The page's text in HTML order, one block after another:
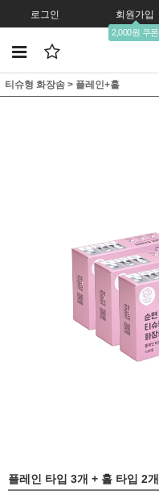
로그인 회원가입
2,000원 쿠폰
티슈형 화장솜 > 플레인+홀
플레인 타입 3개 + 홀 타입 2개